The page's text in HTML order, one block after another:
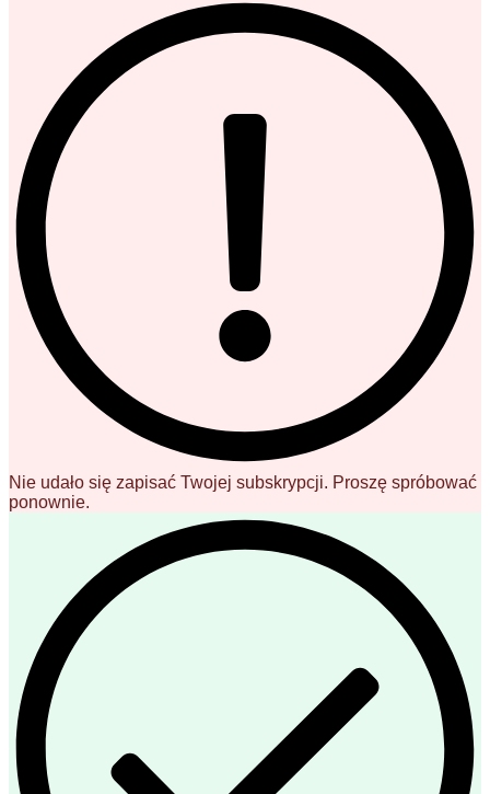
Nie udało się zapisać Twojej subskrypcji. Proszę spróbować
ponownie.